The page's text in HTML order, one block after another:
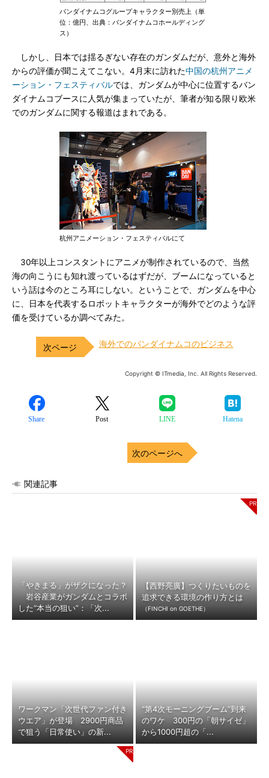
バンダイナムコグループキャラクター別売上（単
位：億円、出典：バンダイナムコホールディング
ス）
しかし、日本では揺るぎない存在のガンダムだが、意外と海外
からの評価が聞こえてこない。4月末に訪れた中国の杭州アニメ
ーション・フェスティバルでは、ガンダムが中心に位置するバン
ダイナムコブースに人気が集まっていたが、筆者が知る限り欧米
でのガンダムに関する報道はまれである。
杭州アニメーション・フェスティバルにて
30年以上コンスタントにアニメが制作されているので、当然
海の向こうにも知れ渡っているはずだが、ブームになっていると
いう話は今のところ耳にしない。ということで、ガンダムを中心
に、日本を代表するロボットキャラクターが海外でどのような評
価を受けているか調べてみた。
海外でのバンダイナムコのビジネス
Copyright © ITmedia, Inc. All Rights Reserved.
Share Post LINE Hatena
次のページへ
関連記事
「やきまる」がザクになった？
岩谷産業がガンダムとコラボ
した“本当の狙い”：「次...
【西野亮廣】つくりたいものを
追求できる環境の作り方とは
（FINCHI on GOETHE）
ワークマン「次世代ファン付き
ウエア」が登場 2900円商品
で狙う「日常使い」の新...
“第4次モーニングブーム”到来
のワケ 300円の「朝サイゼ」
から1000円超の「...